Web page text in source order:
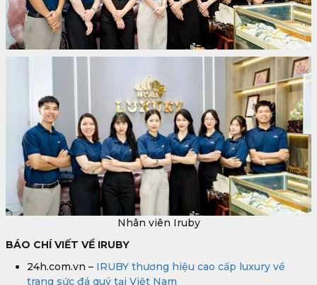
Nhân viên Iruby
BÁO CHÍ VIẾT VỀ IRUBY
24h.com.vn – IRUBY thương hiệu cao cấp luxury về
trang sức đá quý tại Việt Nam